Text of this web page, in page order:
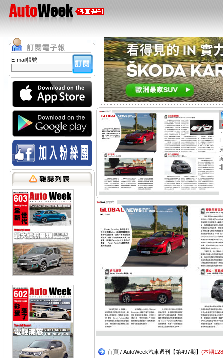
E-mail帳號
首頁 / AutoWeek汽車週刊【第497期】 (本期